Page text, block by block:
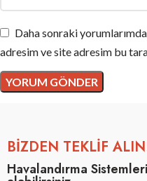
Daha sonraki
adresim ve site adresim bu
BİZDEN TEKLİF
Havalandırma